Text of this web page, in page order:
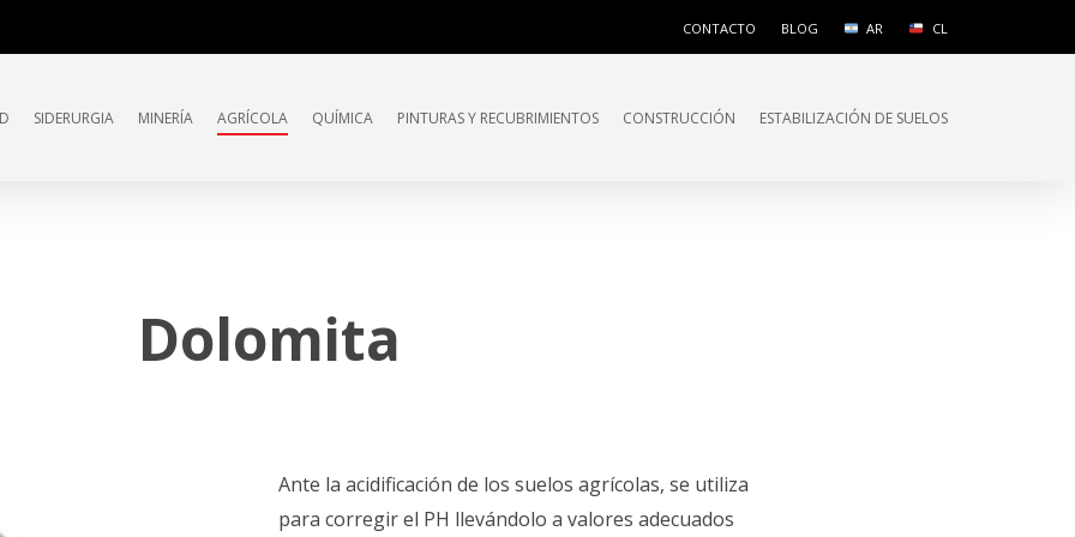
CONTACTO BLOG AR CL
SIDERURGIA MINERÍA AGRÍCOLA QUÍMICA PINTURAS Y RECUBRIMIENTOS CONSTRUCCIÓN ESTABILIZACIÓN DE SUELOS
Dolomita
Ante la acidificación de los suelos agrícolas, se utiliza
para corregir el PH llevándolo a valores adecuados